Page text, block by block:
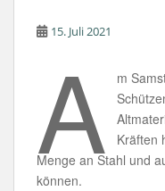
15. Juli 2021
A
m
Kräften
Menge an Stahl und
können.